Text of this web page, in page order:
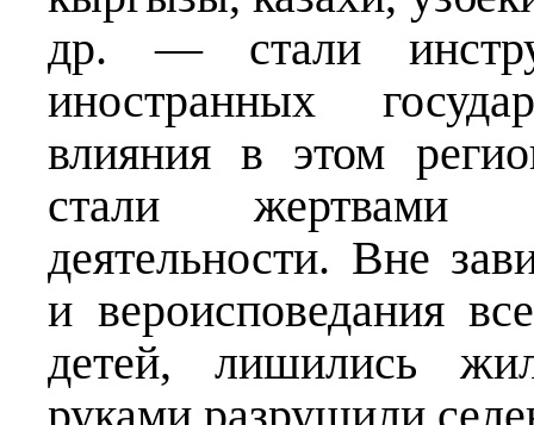
др. — стали
иностранных
влияния в этом
стали жертвами
деятельности. Вне
и вероисповедания
детей, лишились